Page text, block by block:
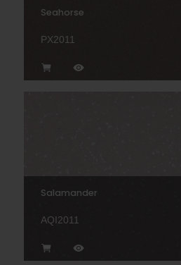
Seahorse
PX2011
Salamander
AQI2011